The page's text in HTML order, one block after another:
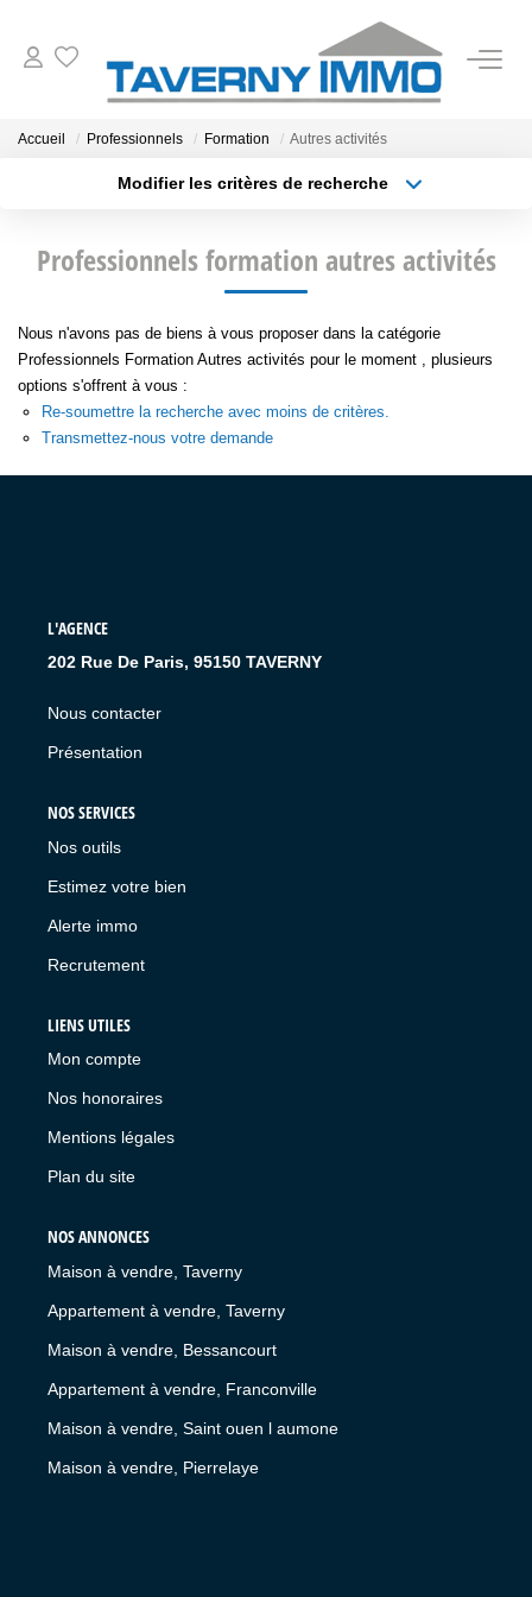
ESTIMATION
OUTILS
NOTRE AGENCE
CONTACT
Accueil Professionnels Formation Autres activités
Modifier les critères de recherche
Type de bien
Budget max Plus de critères
Professionnels formation autres activités
Nous n'avons pas de biens à vous proposer dans la catégorie
Professionnels Formation Autres activités pour le moment , plusieurs
options s'offrent à vous :
Re-soumettre la recherche avec moins de critères.
Transmettez-nous votre demande
L'AGENCE
202 Rue De Paris, 95150 TAVERNY
Nous contacter
Présentation
NOS SERVICES
Nos outils
Estimez votre bien
Alerte immo
Recrutement
LIENS UTILES
Mon compte
Nos honoraires
Mentions légales
Plan du site
NOS ANNONCES
Maison à vendre, Taverny
Appartement à vendre, Taverny
Maison à vendre, Bessancourt
Appartement à vendre, Franconville
Maison à vendre, Saint ouen l aumone
Maison à vendre, Pierrelaye